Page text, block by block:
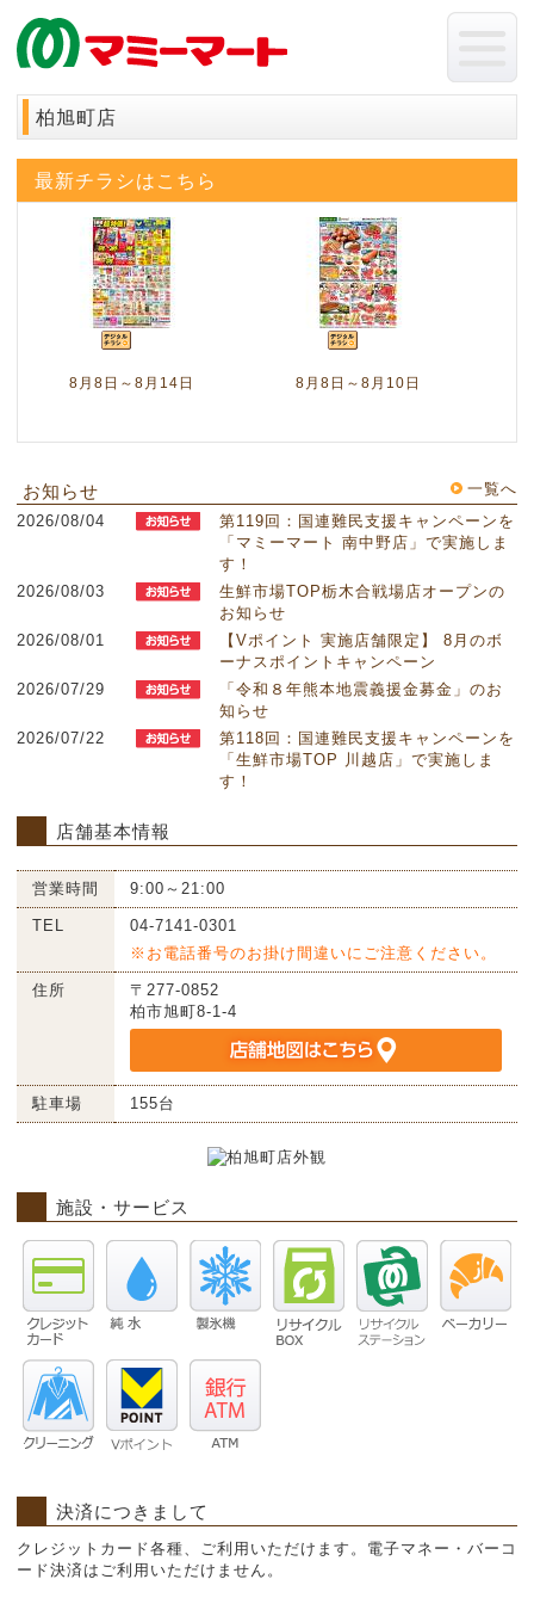
柏旭町店
最新チラシはこちら
8月8日～8月14日 8月8日～8月10日
お知らせ
2026/08/04
第119回：国連難民支援キャンペーンを
「マミーマート 南中野店」で実施しま
す！
2026/08/03
生鮮市場TOP栃木合戦場店オープンの
お知らせ
2026/08/01
【Vポイント 実施店舗限定】 8月のボ
ーナスポイントキャンペーン
2026/07/29
「令和８年熊本地震義援金募金」のお
知らせ
2026/07/22
第118回：国連難民支援キャンペーンを
「生鮮市場TOP 川越店」で実施しま
す！
一覧へ
店舗基本情報
営業時間 9:00～21:00
TEL
04-7141-0301
※お電話番号のお掛け間違いにご注意ください。
住所
〒277-0852
柏市旭町8-1-4
駐車場 155台
施設・サービス
決済につきまして
クレジットカード各種、ご利用いただけます。電子マネー・バーコ
ード決済はご利用いただけません。